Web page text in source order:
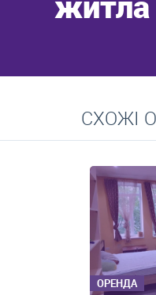
Середні ціни на
СХОЖІ
ОРЕНДА